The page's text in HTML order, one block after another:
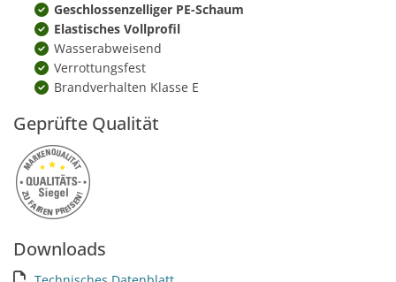
Geschlossenzelliger PE-Schaum
Elastisches Vollprofil
Wasserabweisend
Verrottungsfest
Brandverhalten Klasse E
Geprüfte Qualität
Downloads